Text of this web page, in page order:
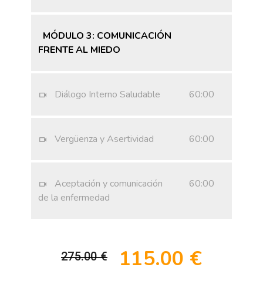
MÓDULO 3: COMUNICACIÓN
FRENTE AL MIEDO
Diálogo Interno Saludable 60:00
Vergüenza y Asertividad 60:00
Aceptación y comunicación
de la enfermedad
60:00
275.00 € 115.00 €